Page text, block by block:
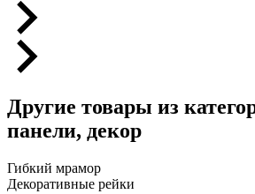
Другие товары из
панели, декор
Гибкий мрамор
Декоративные рейки